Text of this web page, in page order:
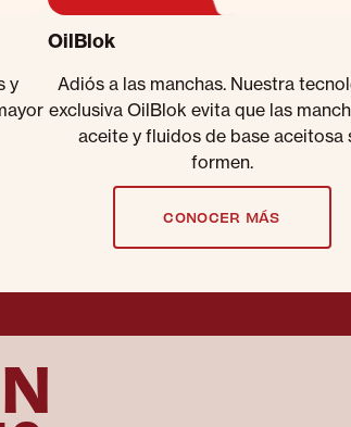
y
OilBlok
Adiós a las manchas. Nuestra
exclusiva OilBlok evita que las
aceite y fluidos de base aceitosa
formen.
CONOCER MÁS